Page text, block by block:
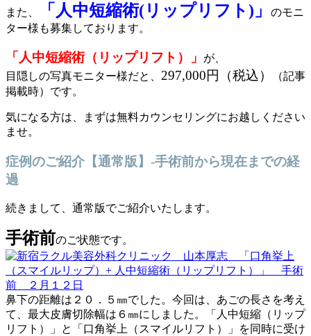
また、 「人中短縮術(リップリフト)」
のモニ
ター様も募集しております。
「人中短縮術（リップリフト）」
が、
目隠しの写真モニター様だと、 297,000円（税込）
（記事
掲載時）です。
気になる方は、まずは無料カウンセリングにお越しください
ませ。
症例のご紹介【通常版】-手術前から現在までの経
過
続きまして、通常版でご紹介いたします。
手術前のご状態です。
鼻下の距離は２０．５㎜でした。今回は、あごの長さを考え
て、最大皮膚切除幅は６㎜にしました。「人中短縮（リップ
リフト）」と「口角挙上（スマイルリフト）」を同時に受け